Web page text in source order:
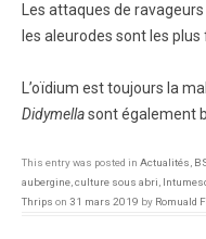
Les attaques de
les aleurodes sont les
L’oïdium est toujours la
Didymellasont également
This entry was posted in Actualités,
aubergine,culture sous abri,
Thrips on 31 mars 2019 by Romuald